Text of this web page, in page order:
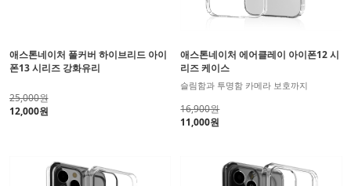
애스톤네이처 풀커버 하이브리드 아이
폰13 시리즈 강화유리
25,000원
12,000원
애스톤네이처 에어클레이 아이폰12 시
리즈 케이스
슬림함과 투명함 카메라 보호까지
16,900원
11,000원